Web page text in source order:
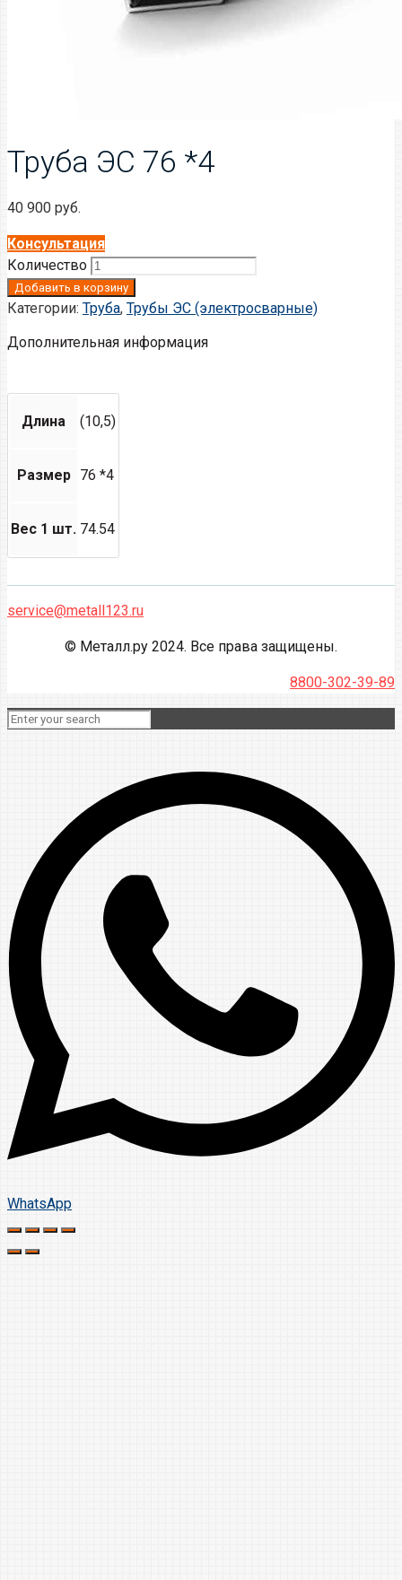
Труба ЭС 76 *4
40 900 руб.
Консультация
Количество
Добавить в корзину
Категории: Труба, Трубы ЭС (электросварные)
Дополнительная информация
Длина (10,5)
Размер 76 *4
Вес 1 шт. 74.54
service@metall123.ru
© Металл.ру 2024. Все права защищены.
8800-302-39-89
WhatsApp